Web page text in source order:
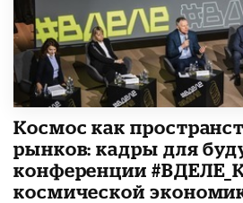
Космос как
рынков: кадры для
конференции
космической